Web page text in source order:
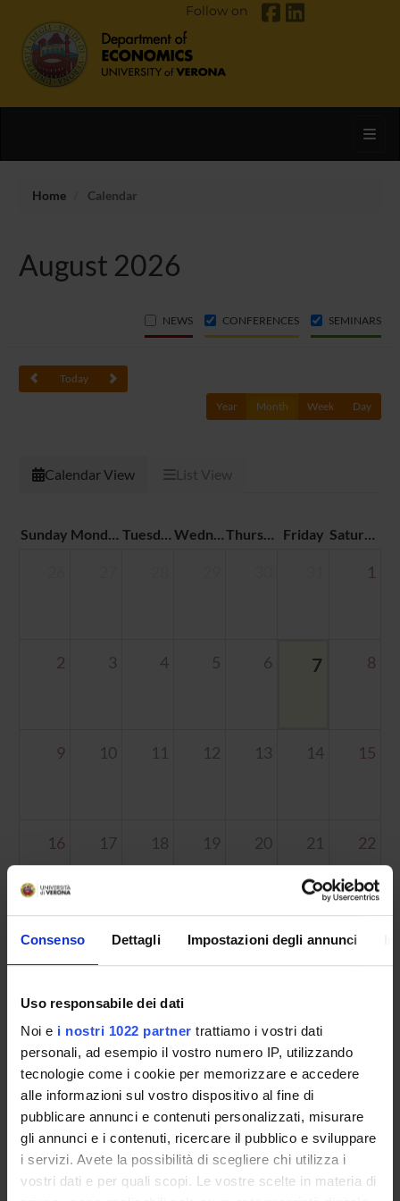
Consenso Dettagli Impostazioni degli annunci
Uso responsabile dei dati
Noi e i nostri 1022 partner trattiamo i vostri dati
personali, ad esempio il vostro numero IP, utilizzando
tecnologie come i cookie per memorizzare e accedere
alle informazioni sul vostro dispositivo al fine di
pubblicare annunci e contenuti personalizzati, misurare
gli annunci e i contenuti, ricercare il pubblico e sviluppare
i servizi. Avete la possibilità di scegliere chi utilizza i
vostri dati e per quali scopi. Le vostre scelte in materia di
Follow on
Home Calendar
August 2026
NEWS CONFERENCES SEMINARS
Today
Year Month Week Day
Calendar View List View
Sunday Monday Tuesday Wednesday Thursday Friday Saturday
1
2 3 4 5 6 7 8
9 10 11 12 13 14 15
16 17 18 19 20 21 22
23 24 25 26 27 28
30 31 1 2 3 4
Contacts